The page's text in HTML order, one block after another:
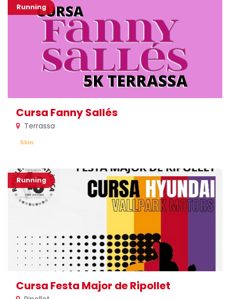
Running
Cursa Fanny Sallés
Terrassa
5km
Running
Cursa Festa Major de Ripollet